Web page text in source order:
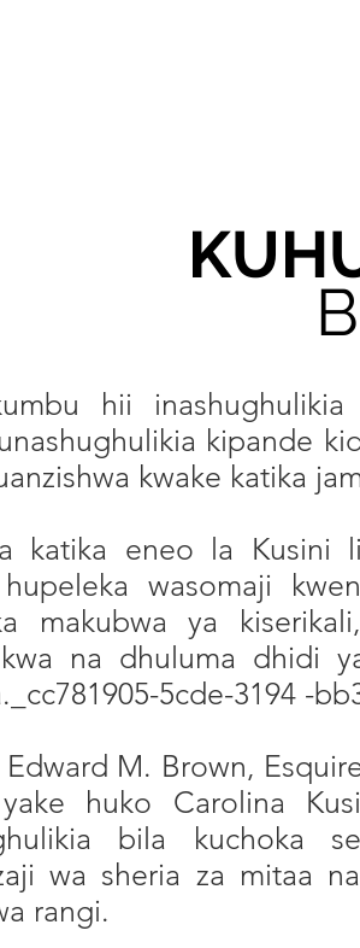
hii
kipande
kwake katika
katika eneo la Kusini
hupeleka wasomaji
makubwa ya
na dhuluma dhidi
5cde-3194 -
Edward M. Brown,
huko Carolina
bila kuchoka
wa sheria za mitaa
rangi.